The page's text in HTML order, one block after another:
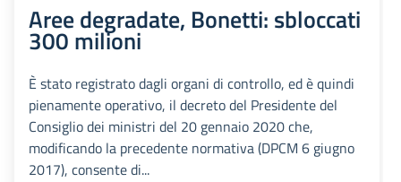
Aree degradate, Bonetti: sbloccati
300 milioni
È stato registrato dagli organi di controllo, ed è quindi
pienamente operativo, il decreto del Presidente del
Consiglio dei ministri del 20 gennaio 2020 che,
modificando la precedente normativa (DPCM 6 giugno
2017), consente di...